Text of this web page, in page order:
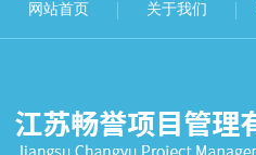
网站首页 关于我们